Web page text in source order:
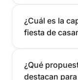
¿Cuál es la
fiesta de
¿Qué
destacan